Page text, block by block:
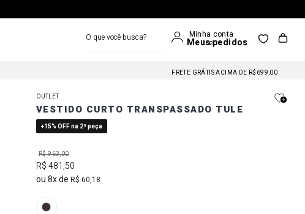
FRETE GRÁTIS ACIMA DE R$699,00
FRETE GRÁTIS NAS COMPRAS A PARTIR DE R$699
FRETE GRÁTIS ACIMA DE R$699,00
OUTLET
VESTIDO CURTO TRANSPASSADO TULE
+15% OFF na 2ª peça
R$963,00
R$481,50
8
R$ 60,18